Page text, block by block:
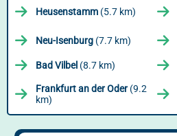
Heusenstamm (5.7 km)
Neu-Isenburg (7.7 km)
Bad Vilbel (8.7 km)
Frankfurt an der Oder(9.2
km)